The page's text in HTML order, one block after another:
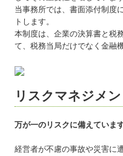
当事務所では、書面添付制度
トします。
本制度は、企業の決算書と税
て、税務当局だけでなく金融
リスクマネジメ
万が一のリスクに備えていま
経営者が不慮の事故や災害に